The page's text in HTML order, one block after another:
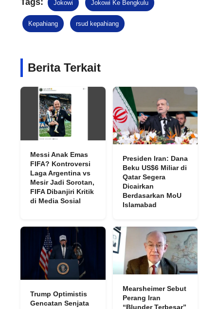
Tags: Jokowi Jokowi Ke Bengkulu
Kepahiang rsud kepahiang
Berita Terkait
Messi Anak Emas
FIFA? Kontroversi
Laga Argentina vs
Mesir Jadi Sorotan,
FIFA Dibanjiri Kritik
di Media Sosial
Presiden Iran: Dana
Beku US$6 Miliar di
Qatar Segera
Dicairkan
Berdasarkan MoU
Islamabad
Trump Optimistis
Gencatan Senjata
Mearsheimer Sebut
Perang Iran
“Blunder Terbesar”